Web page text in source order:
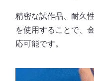
精密な試作品、耐久
を使用することで、
応可能です。